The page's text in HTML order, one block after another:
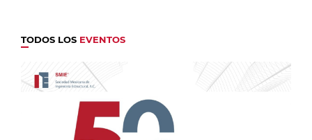
TODOS LOS EVENTOS